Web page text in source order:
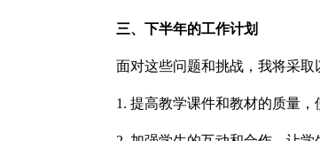
三、下半年的工作计划
面对这些问题和挑战，我将采取
1. 提高教学课件和教材的质量，